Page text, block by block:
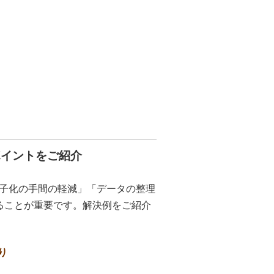
ントをご紹介
化の手間の軽減」「データの整理
とが重要です。解決例をご紹介